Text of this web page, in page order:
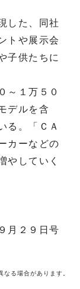
した、同社
トや展示会
子供たちに
～１万５０
デルを含
る。「ＣＡ
カーなどの
やしていく
月２９日号
る場合があります。